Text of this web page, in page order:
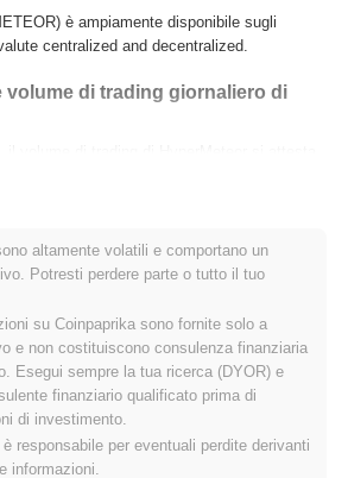
è ampiamente disponibile sugli
centralized and decentralized.
volume di trading giornaliero di
$0.0 101
scambiato ~87.05%al di sotto del
HyperMeteor rispetto al
più ampio?
altamente volatili e comportano un
Potresti perdere parte o tutto il tuo
su Coinpaprika sono fornite solo a
e non costituiscono consulenza finanziaria
Esegui sempre la tua ricerca (DYOR) e
finanziario qualificato prima di
di investimento.
responsabile per eventuali perdite derivanti
informazioni.